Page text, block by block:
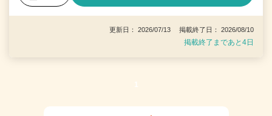
更新日： 2026/07/13 掲載終了日： 2026/08/10
掲載終了まであと4日
1